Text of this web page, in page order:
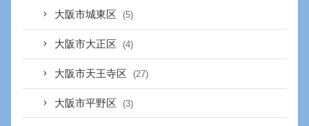
大阪市城東区 (5)
大阪市大正区 (4)
大阪市天王寺区 (27)
大阪市平野区 (3)